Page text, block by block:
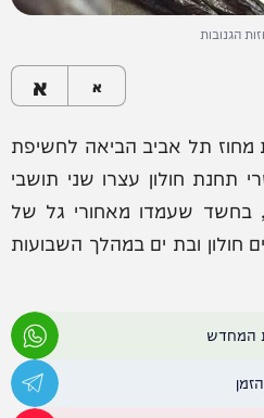
הגנובות
א א
תל אביב הביאה לחשיפת
תחנת חולון עצרו שני תושבי
בחשד שעמדו מאחורי גל של
חולון ובת ים במהלך השבועות
המחדש